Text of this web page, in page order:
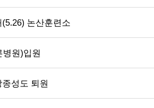
논산훈련소
병원)입원
성도 퇴원